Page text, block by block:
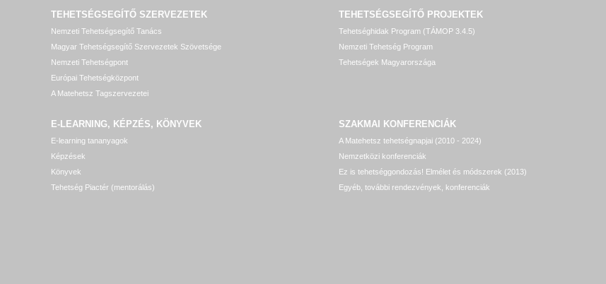
TEHETSÉGSEGÍTŐ SZERVEZETEK
Nemzeti Tehetségsegítő Tanács
Magyar Tehetségsegítő Szervezetek Szövetsége
Nemzeti Tehetségpont
Európai Tehetségközpont
A Matehetsz Tagszervezetei
TEHETSÉGSEGÍTŐ PROJEKTEK
Tehetséghidak Program (TÁMOP 3.4.5)
Nemzeti Tehetség Program
Tehetségek Magyarországa
E-LEARNING, KÉPZÉS, KÖNYVEK
E-learning tananyagok
Képzések
Könyvek
Tehetség Piactér (mentorálás)
SZAKMAI KONFERENCIÁK
A Matehetsz tehetségnapjai (2010 - 2024)
Nemzetközi konferenciák
Ez is tehetséggondozás! Elmélet és módszerek (2013)
Egyéb, további rendezvények, konferenciák